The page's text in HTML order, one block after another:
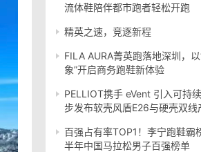
流体鞋陪伴都市跑者轻松开跑
精英之速，竞逐新程
FILA AURA菁英跑落地深圳，
象”开启商务跑鞋新体验
PELLIOT携手 eVent 引入可持
步发布软壳风盾E26与硬壳双线
百强占有率TOP1！李宁跑鞋霸
半年中国马拉松男子百强榜单